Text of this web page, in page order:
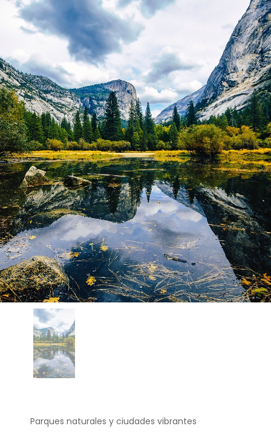
Parques naturales y ciudades vibrantes